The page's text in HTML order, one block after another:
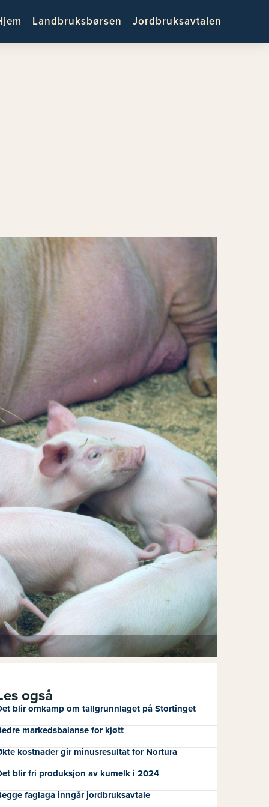
Landbruksbørsen Jordbruksavtalen
også
blir omkamp om tallgrunnlaget på Stortinget
markedsbalanse for kjøtt
kostnader gir minusresultat for Nortura
blir fri produksjon av kumelk i 2024
faglaga inngår jordbruksavtale